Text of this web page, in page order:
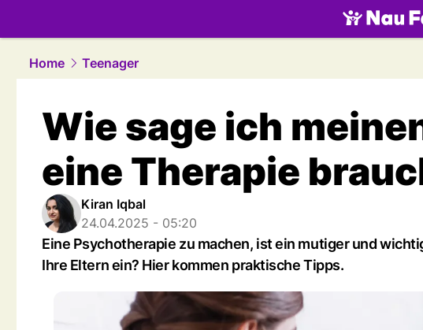
family.NAU.ch
Home
Teenager
Wie sage ich
eine Therapie
Kiran Iqbal
24.04.2025 - 05:20
Eine Psychotherapie zu machen, ist ein mutiger und
Ihre Eltern ein? Hier kommen praktische Tipps.